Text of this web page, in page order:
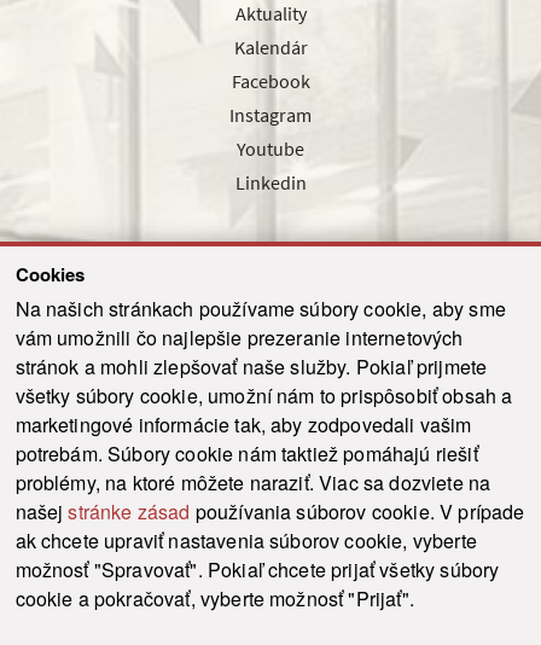
Cookies
Na našich stránkach používame súbory cookie, aby sme
vám umožnili čo najlepšie prezeranie internetových
stránok a mohli zlepšovať naše služby. Pokiaľ prijmete
všetky súbory cookie, umožní nám to prispôsobiť obsah a
marketingové informácie tak, aby zodpovedali vašim
potrebám. Súbory cookie nám taktiež pomáhajú riešiť
problémy, na ktoré môžete naraziť. Viac sa dozviete na
našejstránke zásad používania súborov cookie. V prípade
ak chcete upraviť nastavenia súborov cookie, vyberte
možnosť "Spravovať". Pokiaľ chcete prijať všetky súbory
cookie a pokračovať, vyberte možnosť "Prijať".
Aktuality
Kalendár
Facebook
Instagram
Youtube
Linkedin
Odoslať
© 2021-2026 ku.sk. Všetky práva vyhradené. | Ochrana osobných údajov
Vyhlásenie o prístupnosti |
Admin
This site is protected by reCAPTCHA and the Google Privacy Policy and Terms of
Service
apply.